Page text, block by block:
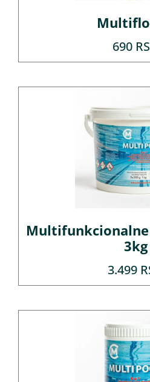
690
3kg
3.499